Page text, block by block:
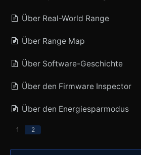
Über Real-World Range
Über Range Map
Über Software-Geschichte
Über den Firmware Inspector
Über den Energiesparmodus
1 2